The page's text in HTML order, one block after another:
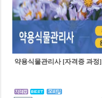
약용식물관리사 [자격증 과정]